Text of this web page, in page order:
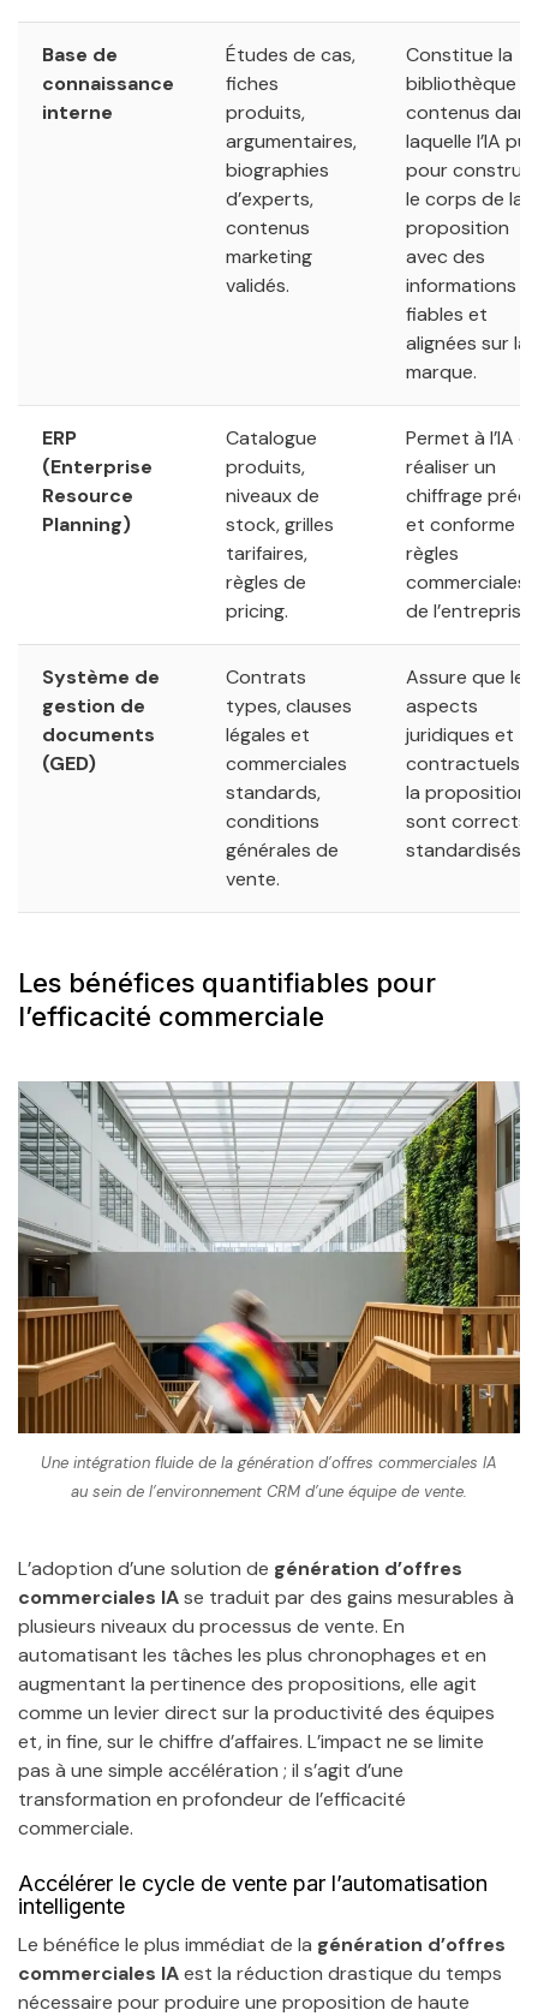
Base de
connaissance
interne
Études de cas,
fiches
produits,
argumentaires,
biographies
d’experts,
contenus
marketing
validés.
Constitue la
bibliothèque
contenus dans
laquelle l’IA
pour
le corps de la
proposition
avec des
informations
fiables et
alignées sur la
marque.
ERP
(Enterprise
Resource
Planning)
Catalogue
produits,
niveaux de
stock, grilles
tarifaires,
règles de
pricing.
Permet à l’IA
réaliser un
chiffrage
et conforme
règles
commerciales
de l’entreprise.
Système de
gestion de
documents
(GED)
Contrats
types, clauses
légales et
commerciales
standards,
conditions
générales de
vente.
Assure que les
aspects
juridiques et
contractuels
la proposition
sont corrects
standardisés.
Les bénéfices quantifiables pour
l’efficacité commerciale
Une intégration fluide de la génération d’offres commerciales IA
au sein de l’environnement CRM d’une équipe de vente.
L’adoption d’une solution de génération d’offres
commerciales IAse traduit par des gains mesurables à
plusieurs niveaux du processus de vente. En
automatisant les tâches les plus chronophages et en
augmentant la pertinence des propositions, elle agit
comme un levier direct sur la productivité des équipes
et, in fine, sur le chiffre d’affaires. L’impact ne se limite
pas à une simple accélération ; il s’agit d’une
transformation en profondeur de l’efficacité
commerciale.
Accélérer le cycle de vente par l’automatisation
intelligente
Le bénéfice le plus immédiat de la génération d’offres
commerciales IAest la réduction drastique du temps
nécessaire pour produire une proposition de haute